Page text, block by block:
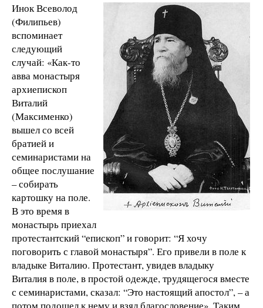
Инок Всеволод
(Филипьев)
вспоминает
следующий
случай: «Как-то
авва монастыря
архиепископ
Виталий
(Максименко)
вышел со всей
братией и
семинаристами на
общее послушание
– собирать
картошку на поле.
В это время в
монастырь приехал
протестантский “епископ” и говорит: “Я хочу
поговорить с главой монастыря”. Его привели в поле к
владыке Виталию. Протестант, увидев владыку
Виталия в поле, в простой одежде, трудящегося вместе
с семинаристами, сказал: “Это настоящий апостол”, – а